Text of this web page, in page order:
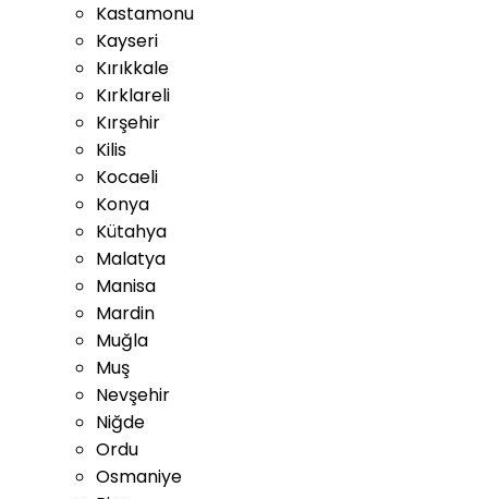
Kastamonu
Kayseri
Kırıkkale
Kırklareli
Kırşehir
Kilis
Kocaeli
Konya
Kütahya
Malatya
Manisa
Mardin
Muğla
Muş
Nevşehir
Niğde
Ordu
Osmaniye